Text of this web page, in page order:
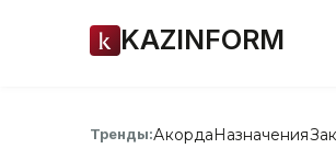
KAZINFORM
Тренды:АкордаНазначения